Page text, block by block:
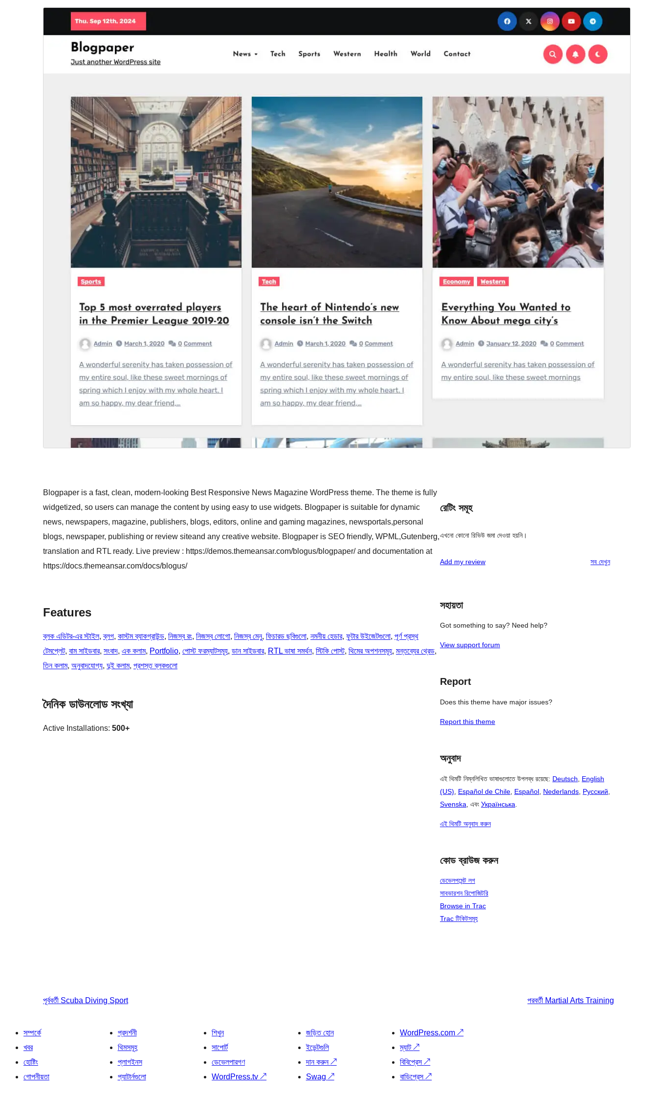
Download
Blogus.
সক্রিয় ইনস্টলেশনসমূহ
500+
ওয়ার্ডপ্রেস সংস্করণ
6.7
পিএইচপি সংস্করণ
থিম হোমপেজ
Blogpaper is a fast, clean, modern-looking Best Responsive News Magazine WordPress theme. The theme is fully
widgetized, so users can manage the content by using easy to use widgets. Blogpaper is suitable for dynamic
news, newspapers, magazine, publishers, blogs, editors, online and gaming magazines, newsportals,personal
blogs, newspaper, publishing or review siteand any creative website. Blogpaper is SEO friendly, WPML,Gutenberg,
translation and RTL ready. Live preview : https://demos.themeansar.com/blogus/blogpaper/ and documentation at
https://docs.themeansar.com/docs/blogus/
Features
ব্লক এডিটর-এর স্টাইল, ব্লগ, কাস্টম ব্যাকগ্রাউন্ড, নিজস্ব রং, নিজস্ব লোগো, নিজস্ব মেনু, ফিচারড ছবিগুলো, নমনীয় হেডার, ফুটার উইজেটগুলো, পূর্ণ প্রস্থ
টেমপ্লেট, বাম সাইডবার, সংবাদ, এক কলাম, Portfolio, পোস্ট ফরম্যাটসমূহ, ডান সাইডবার, RTL ভাষা সমর্থন, স্টিকি পোস্ট, থিমের অপশনসমূহ, মন্তব্যের থ্রেড
তিন কলাম, অনুবাদযোগ্য, দুই কলাম, প্রশস্ত ব্লকগুলো
দৈনিক ডাউনলোড সংখ্যা
Active Installations: 500+
রেটিং সমূহ
এখনো কোনো রিভিউ জমা দেওয়া হয়নি।
Add my review সবরিভিউ
দেখুন
সহায়তা
Got something to say? Need help?
View support forum
Report
Does this theme have major issues?
Report this theme
অনুবাদ
এই থিমটি নিম্নলিখিত ভাষাগুলোতে উপলব্ধ রয়েছে: Deutsch
English
(US)
Español de Chile Español Nederlands Русский
Svenska , এবং Українська
এই থিমটি অনুবাদ করুন
কোড ব্রাউজ করুন
ডেভেলপমেন্ট লগ
সাবভারশন রিপোজিটরি
Browse in Trac
Trac টিকিটসমূহ
পূর্ববর্তী Scuba Diving Sport পরবর্তী Martial Arts Training
সম্পর্কে
খবর
হোষ্টিং
গোপনীয়তা
প্রদর্শনী
থিমসমূহ
প্লাগইনস
প্যাটার্নগুলো
শিখুন
সাপোর্ট
ডেভেলপারগণ
WordPress.tv↗
জড়িত হোন
ইভেন্টগুলি
দান করুন↗
Swag ↗
WordPress.com↗
ম্যাট↗
বিবিপ্রেস↗
বাডিপ্রেস↗